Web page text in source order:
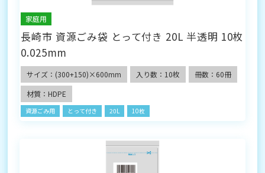
家庭用
長崎市 資源ごみ袋 とって付き 20L 半透明 10枚
0.025mm
サイズ：(300+150)×600mm 入り数：10枚
冊数：60冊
材質：HDPE
資源ごみ用 とって付き 20L 10枚